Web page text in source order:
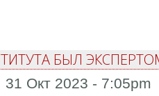
БЫЛ
31 Окт 2023 - 7:05pm